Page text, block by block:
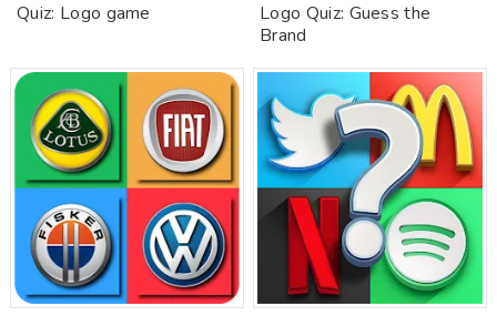
Quiz: Logo game
Logo Quiz: Guess the
Brand